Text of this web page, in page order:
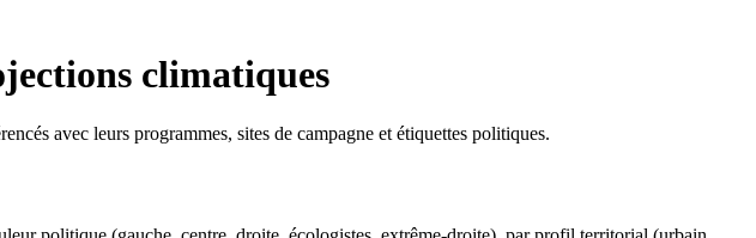
climatiques
avec leurs programmes, sites de campagne et étiquettes politiques.